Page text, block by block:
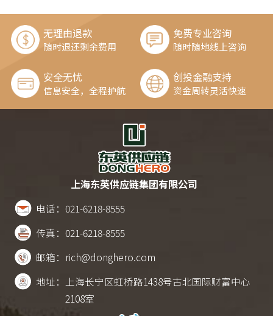
无理由退款
随时退还剩余费用
免费专业咨询
随时随地线上咨询
安全无忧
信息安全，全程护航
创投金融支持
资金周转灵活快速
上海东英供应链集团有限公司
电话： 021-6218-8555
传真： 021-6218-8555
邮箱： rich@donghero.com
地址：
上海长宁区虹桥路1438号古北国际财富中心
2108室